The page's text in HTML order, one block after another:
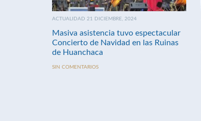
ACTUALIDAD 21 DICIEMBRE, 2024
Masiva asistencia tuvo espectacular
Concierto de Navidad en las Ruinas
de Huanchaca
SIN COMENTARIOS